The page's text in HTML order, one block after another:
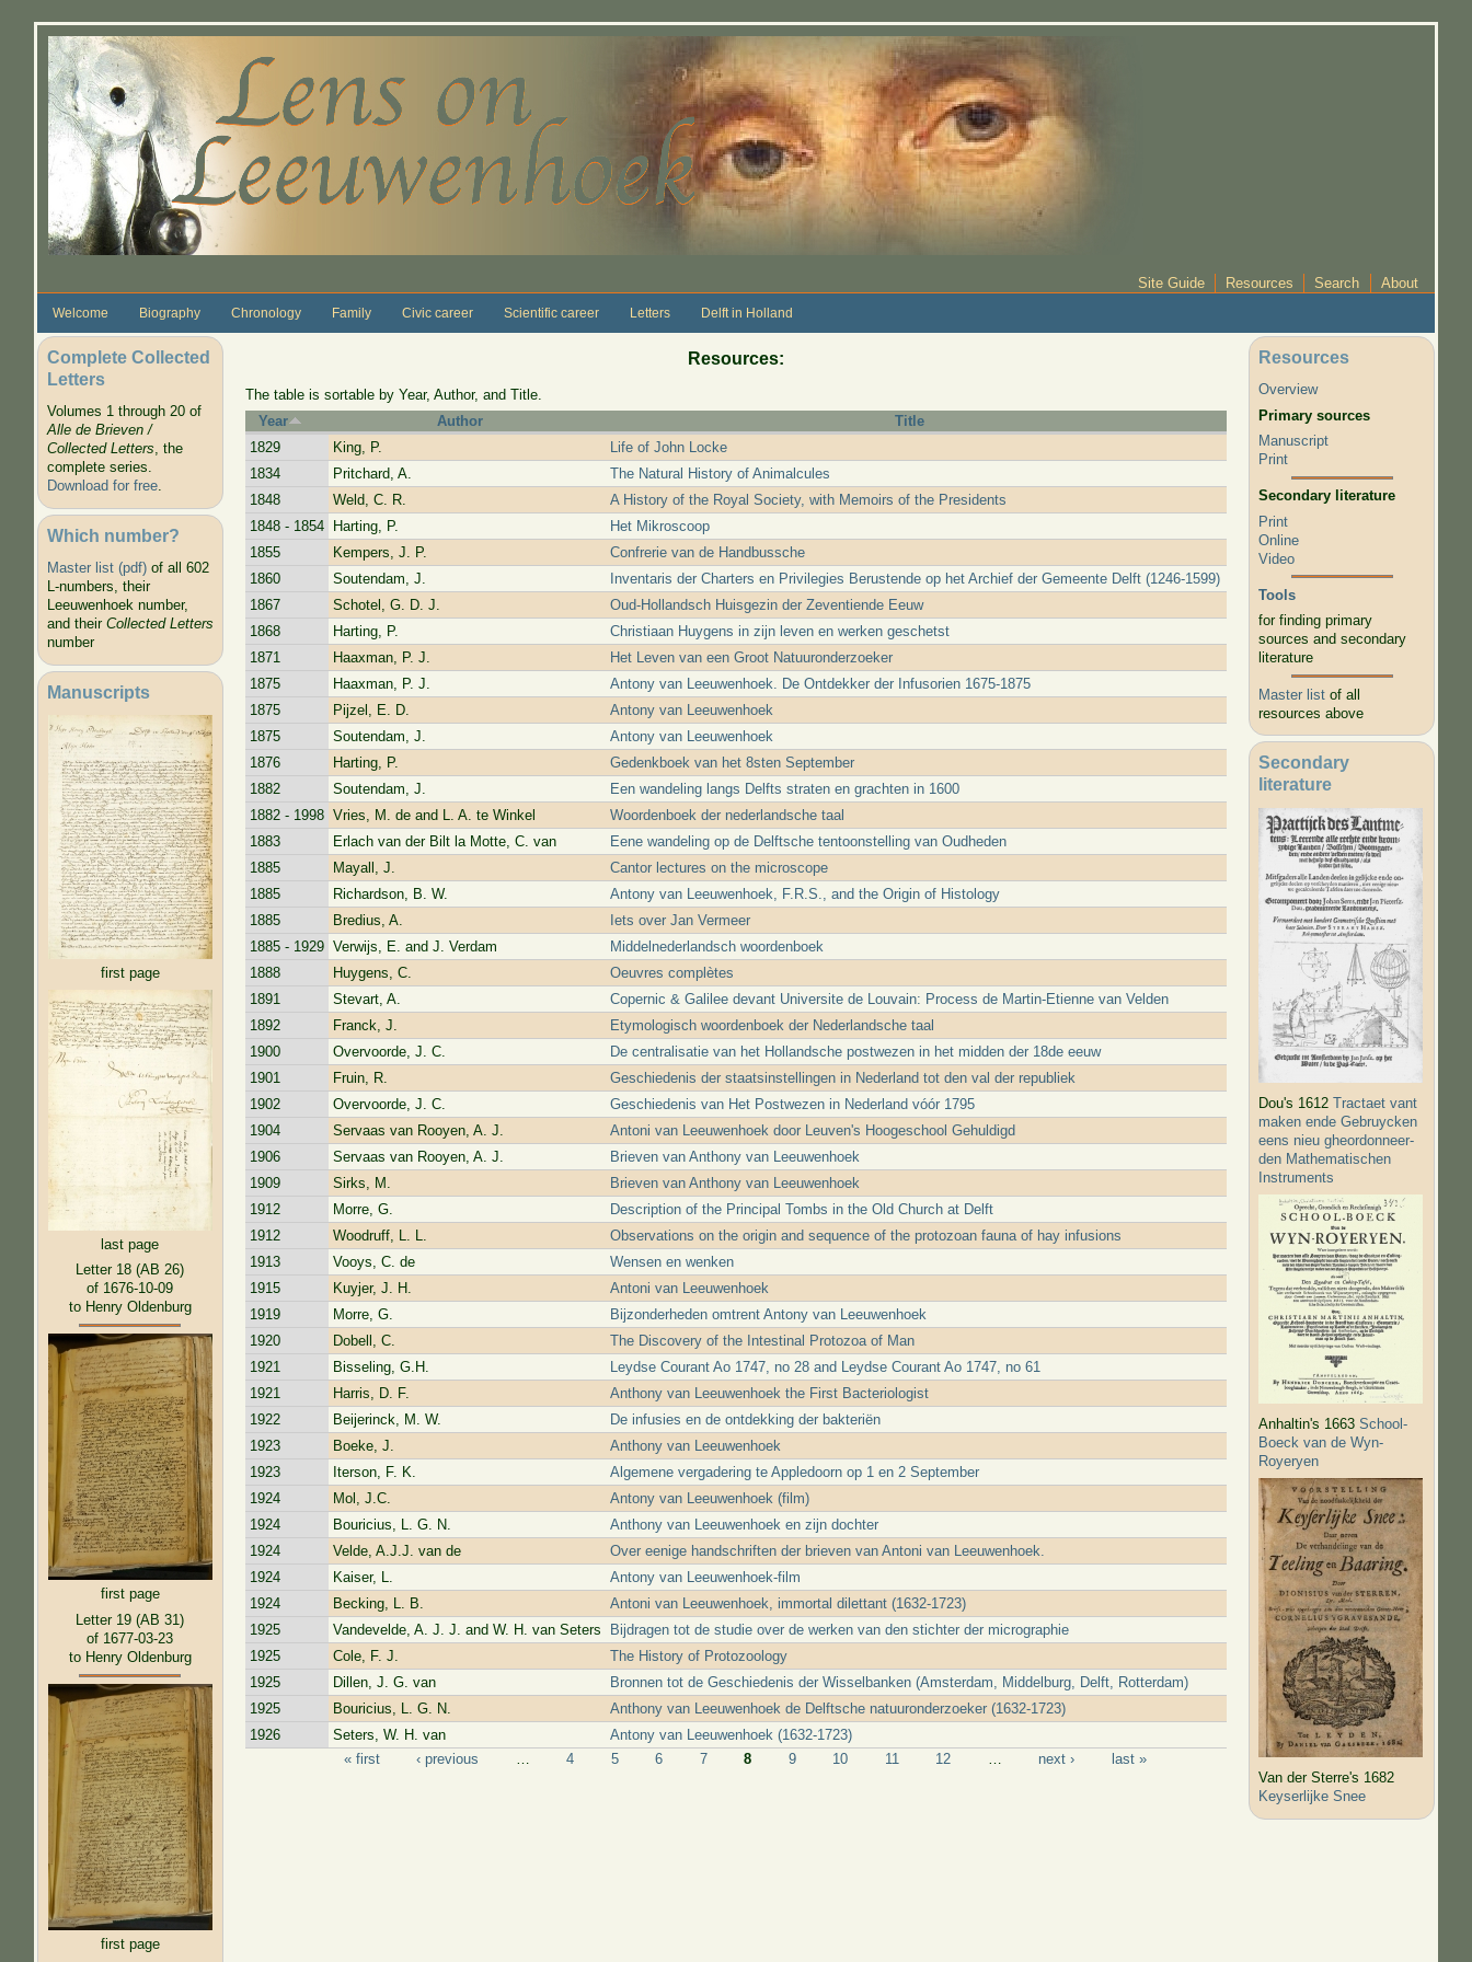
Site Guide Resources Search About
Welcome Biography Chronology Family Civic career Scientific career Letters Delft in Holland
Complete Collected
Letters
Volumes 1 through 20 of
Alle de Brieven /
Collected Letters, the
complete series.
Download for free.
Which number?
Master list (pdf)of all 602
L-numbers, their
Leeuwenhoek number,
and their Collected Letters
number
Manuscripts
first page
last page
Letter 18 (AB 26)
of 1676-10-09
to Henry Oldenburg
first page
Letter 19 (AB 31)
of 1677-03-23
to Henry Oldenburg
first page
Resources:
The table is sortable by Year, Author, and Title.
Year
Author
Title
1829
King, P.
Life of John Locke
1834
Pritchard, A.
The Natural History of Animalcules
1848
Weld, C. R.
A History of the Royal Society, with Memoirs of the Presidents
1848 - 1854
Harting, P.
Het Mikroscoop
1855
Kempers, J. P.
Confrerie van de Handbussche
1860
Soutendam, J.
Inventaris der Charters en Privilegies Berustende op het Archief der Gemeente Delft (1246-1599)
1867
Schotel, G. D. J.
Oud-Hollandsch Huisgezin der Zeventiende Eeuw
1868
Harting, P.
Christiaan Huygens in zijn leven en werken geschetst
1871
Haaxman, P. J.
Het Leven van een Groot Natuuronderzoeker
1875
Haaxman, P. J.
Antony van Leeuwenhoek. De Ontdekker der Infusorien 1675-1875
1875
Pijzel, E. D.
Antony van Leeuwenhoek
1875
Soutendam, J.
Antony van Leeuwenhoek
1876
Harting, P.
Gedenkboek van het 8sten September
1882
Soutendam, J.
Een wandeling langs Delfts straten en grachten in 1600
1882 - 1998 Vries, M. de and L. A. te Winkel
Woordenboek der nederlandsche taal
1883
Erlach van der Bilt la Motte, C. van
Eene wandeling op de Delftsche tentoonstelling van Oudheden
1885
Mayall, J.
Cantor lectures on the microscope
1885
Richardson, B. W.
Antony van Leeuwenhoek, F.R.S., and the Origin of Histology
1885
Bredius, A.
Iets over Jan Vermeer
1885 - 1929 Verwijs, E. and J. Verdam
Middelnederlandsch woordenboek
1888
Huygens, C.
Oeuvres complètes
1891
Stevart, A.
Copernic & Galilee devant Universite de Louvain: Process de Martin-Etienne van Velden
1892
Franck, J.
Etymologisch woordenboek der Nederlandsche taal
1900
Overvoorde, J. C.
De centralisatie van het Hollandsche postwezen in het midden der 18de eeuw
1901
Fruin, R.
Geschiedenis der staatsinstellingen in Nederland tot den val der republiek
1902
Overvoorde, J. C.
Geschiedenis van Het Postwezen in Nederland vóór 1795
1904
Servaas van Rooyen, A. J.
Antoni van Leeuwenhoek door Leuven's Hoogeschool Gehuldigd
1906
Servaas van Rooyen, A. J.
Brieven van Anthony van Leeuwenhoek
1909
Sirks, M.
Brieven van Anthony van Leeuwenhoek
1912
Morre, G.
Description of the Principal Tombs in the Old Church at Delft
1912
Woodruff, L. L.
Observations on the origin and sequence of the protozoan fauna of hay infusions
1913
Vooys, C. de
Wensen en wenken
1915
Kuyjer, J. H.
Antoni van Leeuwenhoek
1919
Morre, G.
Bijzonderheden omtrent Antony van Leeuwenhoek
1920
Dobell, C.
The Discovery of the Intestinal Protozoa of Man
1921
Bisseling, G.H.
Leydse Courant Ao 1747, no 28 and Leydse Courant Ao 1747, no 61
1921
Harris, D. F.
Anthony van Leeuwenhoek the First Bacteriologist
1922
Beijerinck, M. W.
De infusies en de ontdekking der bakteriën
1923
Boeke, J.
Anthony van Leeuwenhoek
1923
Iterson, F. K.
Algemene vergadering te Appledoorn op 1 en 2 September
1924
Mol, J.C.
Antony van Leeuwenhoek (film)
1924
Bouricius, L. G. N.
Anthony van Leeuwenhoek en zijn dochter
1924
Velde, A.J.J. van de
Over eenige handschriften der brieven van Antoni van Leeuwenhoek.
1924
Kaiser, L.
Antony van Leeuwenhoek-film
1924
Becking, L. B.
Antoni van Leeuwenhoek, immortal dilettant (1632-1723)
1925
Vandevelde, A. J. J. and W. H. van Seters
Bijdragen tot de studie over de werken van den stichter der micrographie
1925
Cole, F. J.
The History of Protozoology
1925
Dillen, J. G. van
Bronnen tot de Geschiedenis der Wisselbanken (Amsterdam, Middelburg, Delft, Rotterdam)
1925
Bouricius, L. G. N.
Anthony van Leeuwenhoek de Delftsche natuuronderzoeker (1632-1723)
1926
Seters, W. H. van Antony van Leeuwenhoek (1632-1723)
« first ‹ previous 4 5 6 7 8 9 10 11 12 next › last »
Resources
Overview
Primary sources
Manuscript
Print
Secondary literature
Print
Online
Video
Tools
for finding primary
sources and secondary
literature
Master list of all
resources above
Secondary
literature
Dou's 1612Tractaet vant
maken ende Gebruycken
eens nieu gheordonneer­
den Mathematischen
Instruments
Anhaltin's 1663School-
Boeck van de Wyn-
Royeryen
Van der Sterre's 1682
Keyserlijke Snee